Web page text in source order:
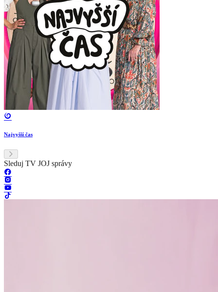
Najvyšší čas
Sleduj TV JOJ správy